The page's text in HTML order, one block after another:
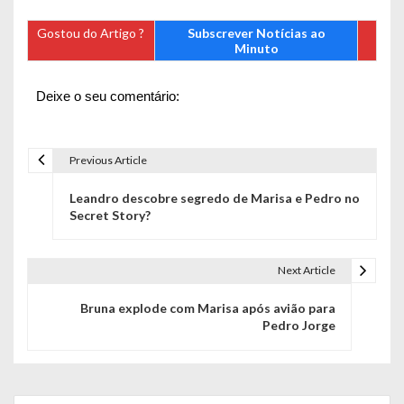
Gostou do Artigo ?
Subscrever Notícias ao
Minuto
Deixe o seu comentário:
Previous Article
Leandro descobre segredo de Marisa e Pedro no
Secret Story?
Next Article
Bruna explode com Marisa após avião para
Pedro Jorge